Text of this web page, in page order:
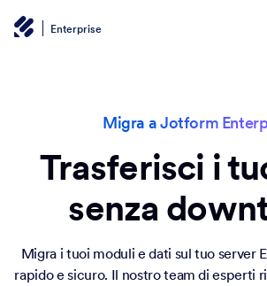
Enterprise
Migra a Jotform
Trasferisci i
senza
Migra i tuoi moduli e dati sul tuo server
rapido e sicuro. Il nostro team di esperti